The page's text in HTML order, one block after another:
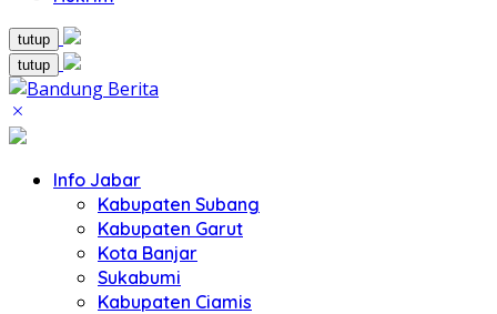
tutup
tutup
Info Jabar
Kabupaten Subang
Kabupaten Garut
Kota Banjar
Sukabumi
Kabupaten Ciamis